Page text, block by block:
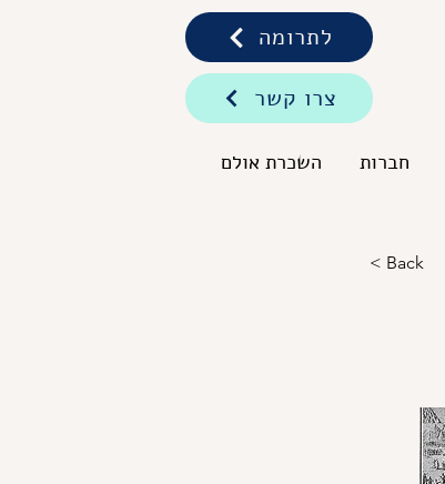
חברות השכרת אולם
לתרומה
צרו קשר
< Back